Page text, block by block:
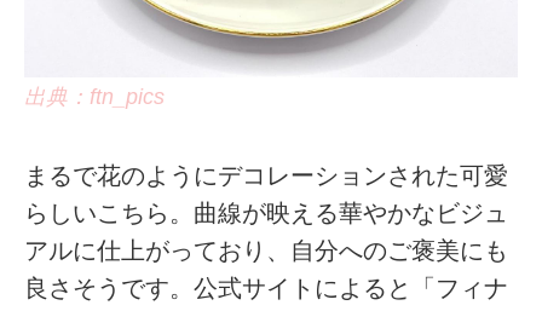
出典：ftn_pics
まるで花のようにデコレーションされた可愛
らしいこちら。曲線が映える華やかなビジュ
アルに仕上がっており、自分へのご褒美にも
良さそうです。公式サイトによると「フィナ